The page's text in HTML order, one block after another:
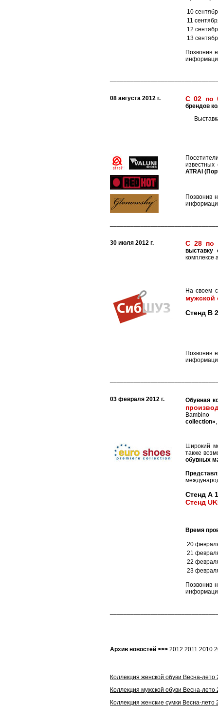
10
11
12
13
Позвонив
08 августа 2012 г. С 02 по
брендов
известных
ATRAI
Позвонив
30 июля 2012 г. С 28 по
выставку
комплексе
На своем
мужской
Стенд В
Позвонив
03 февраля 2012 г. Обувная
Bambino
collection»
Широкий
также
обувных
Стенд А
Стенд
Время
20
21
22
23
Позвонив
Архив новостей >>> 2012 2011 2010
Коллекция женской обуви Весна-лето
Коллекция мужской обуви Весна-лето
Коллекция женские сумки Весна-лето